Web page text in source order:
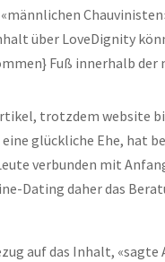
über LoveDignity
Fuß innerhalb der
trotzdem website
glückliche Ehe, hat
verbunden mit
Dating daher das
auf das Inhalt,